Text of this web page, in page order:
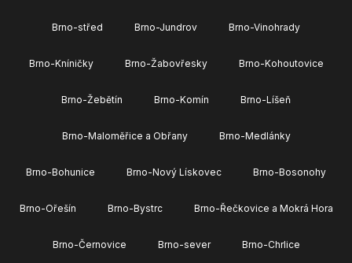
Brno-střed Brno-Jundrov Brno-Vinohrady
Brno-Kníničky Brno-Žabovřesky Brno-Kohoutovice
Brno-Žebětín Brno-Komín Brno-Líšeň
Brno-Maloměřice a Obřany Brno-Medlánky
Brno-Bohunice Brno-Nový Lískovec Brno-Bosonohy
Brno-Ořešín Brno-Bystrc Brno-Řečkovice a Mokrá Hora
Brno-Černovice Brno-sever Brno-Chrlice